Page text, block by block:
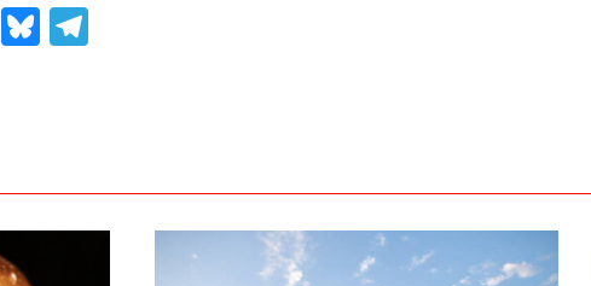
Threads
Bluesky